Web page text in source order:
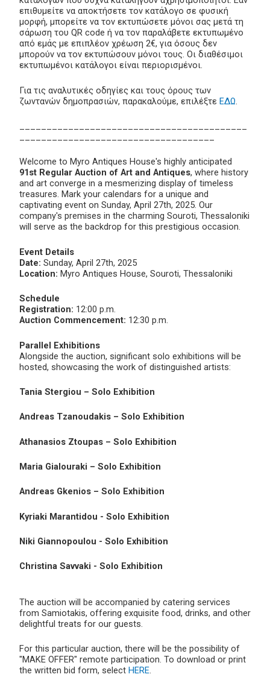
επιθυμείτε να αποκτήσετε τον κατάλογο σε φυσική
μορφή, μπορείτε να τον εκτυπώσετε μόνοι σας μετά τη
σάρωση του QR code ή να τον παραλάβετε εκτυπωμένο
από εμάς με επιπλέον χρέωση 2€, για όσους δεν
μπορούν να τον εκτυπώσουν μόνοι τους. Οι διαθέσιμοι
εκτυπωμένοι κατάλογοι είναι περιορισμένοι.
Για τις αναλυτικές οδηγίες και τους όρους των
ζωντανών δημοπρασιών, παρακαλούμε, επιλέξτε ΕΔΩ.
Welcome to Myro Antiques House's highly anticipated
91st Regular Auction of Art and Antiques, where history
and art converge in a mesmerizing display of timeless
treasures. Mark your calendars for a unique and
captivating event on Sunday, April 27th, 2025. Our
company's premises in the charming Souroti, Thessaloniki
will serve as the backdrop for this prestigious occasion.
Event Details
Date: Sunday, April 27th, 2025
Location: Myro Antiques House, Souroti, Thessaloniki
Schedule
Registration: 12:00 p.m.
Auction Commencement: 12:30 p.m.
Parallel Exhibitions
Alongside the auction, significant solo exhibitions will be
hosted, showcasing the work of distinguished artists:
Tania Stergiou – Solo Exhibition
Andreas Tzanoudakis – Solo Exhibition
Athanasios Ztoupas – Solo Exhibition
Maria Gialouraki – Solo Exhibition
Andreas Gkenios – Solo Exhibition
Kyriaki Marantidou - Solo Exhibition
Niki Giannopoulou - Solo Exhibition
Christina Savvaki - Solo Exhibition
The auction will be accompanied by catering services
from Samiotakis, offering exquisite food, drinks, and other
delightful treats for our guests.
For this particular auction, there will be the possibility of
"MAKE OFFER" remote participation. To download or print
the written bid form, select HERE.